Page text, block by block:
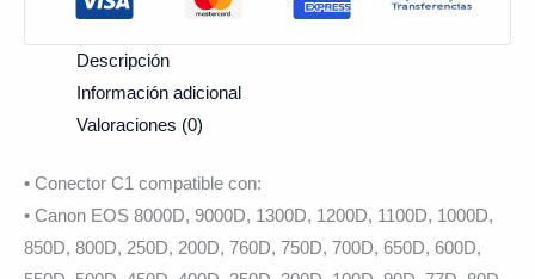
Descripción
Información adicional
Valoraciones (0)
• Conector C1 compatible con:
• Canon EOS 8000D, 9000D, 1300D, 1200D, 1100D, 1000D,
850D, 800D, 250D, 200D, 760D, 750D, 700D, 650D, 600D,